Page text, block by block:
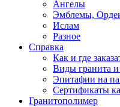
Ангелы
Эмблемы,
Ислам
Разное
Справка
Как и где
Виды гранита
Эпитафии на
Сертификаты
Гранитополимер